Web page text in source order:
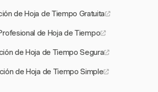
de Hoja de Tiempo Gratuita
de Hoja de Tiempo
de Hoja de Tiempo Segura
de Hoja de Tiempo Simple